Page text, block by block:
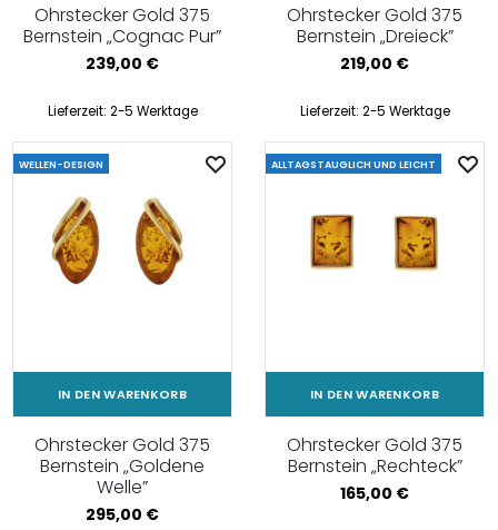
Ohrstecker Gold 375
Bernstein „Cognac Pur”
239,00 €
Lieferzeit: 2-5 Werktage
Ohrstecker Gold 375
Bernstein „Dreieck”
219,00 €
Lieferzeit: 2-5 Werktage
WELLEN-DESIGN
IN DEN WARENKORB
Ohrstecker Gold 375
Bernstein „Goldene
Welle”
295,00 €
ALLTAGSTAUGLICH UND LEICHT
IN DEN WARENKORB
Ohrstecker Gold 375
Bernstein „Rechteck”
165,00 €